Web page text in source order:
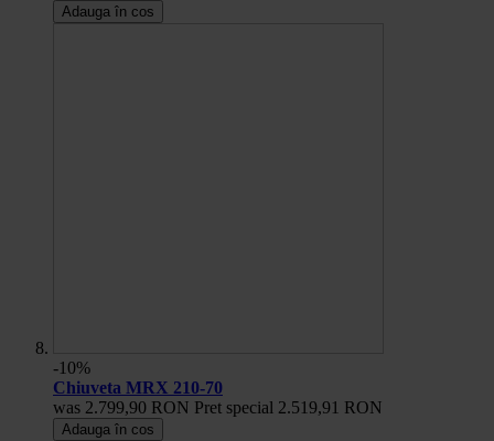
Adauga în cos
-10%
Chiuveta MRX 210-70
was 2.799,90 RON Pret special 2.519,91 RON
Adauga în cos